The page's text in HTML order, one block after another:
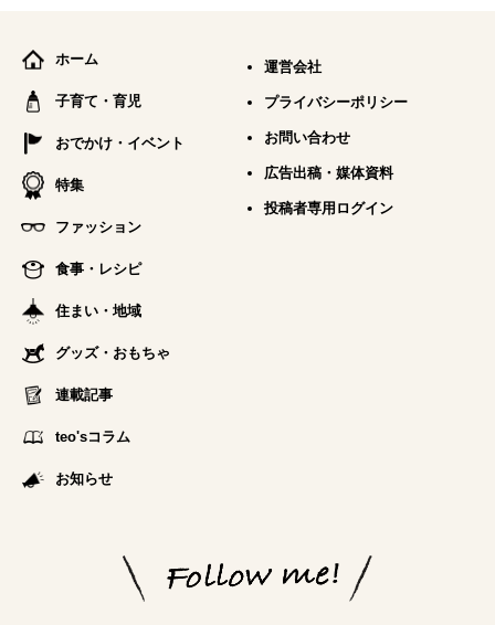
ホーム
子育て・育児
おでかけ・イベント
特集
ファッション
食事・レシピ
住まい・地域
グッズ・おもちゃ
連載記事
teo'sコラム
お知らせ
運営会社
プライバシーポリシー
お問い合わせ
広告出稿・媒体資料
投稿者専用ログイン